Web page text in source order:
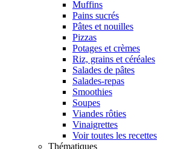
Muffins
Pains sucrés
Pâtes et nouilles
Pizzas
Potages et crèmes
Riz, grains et céréales
Salades de pâtes
Salades-repas
Smoothies
Soupes
Viandes rôties
Vinaigrettes
Voir toutes les recettes
Thématiques